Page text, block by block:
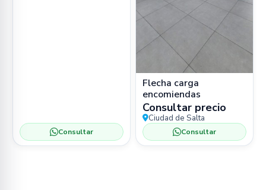
Consultar
Flecha carga
encomiendas
Consultar precio
Ciudad de Salta
Consultar